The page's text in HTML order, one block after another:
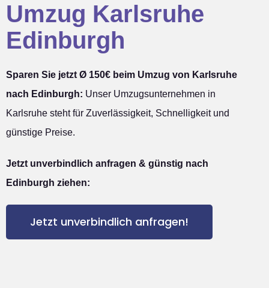
Umzug Karlsruhe
Edinburgh
Sparen Sie jetzt Ø 150€ beim Umzug von Karlsruhe
nach Edinburgh: Unser Umzugsunternehmen in
Karlsruhe steht für Zuverlässigkeit, Schnelligkeit und
günstige Preise.
Jetzt unverbindlich anfragen & günstig nach
Edinburgh ziehen:
Jetzt unverbindlich anfragen!